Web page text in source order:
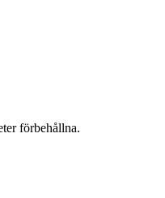
förbehållna.